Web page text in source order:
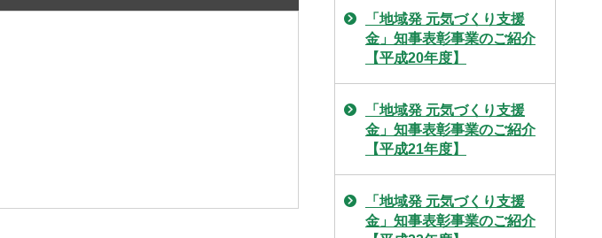
「地域発 元気づくり支援
金」知事表彰事業のご紹介
【平成20年度】
「地域発 元気づくり支援
金」知事表彰事業のご紹介
【平成21年度】
「地域発 元気づくり支援
金」知事表彰事業のご紹介